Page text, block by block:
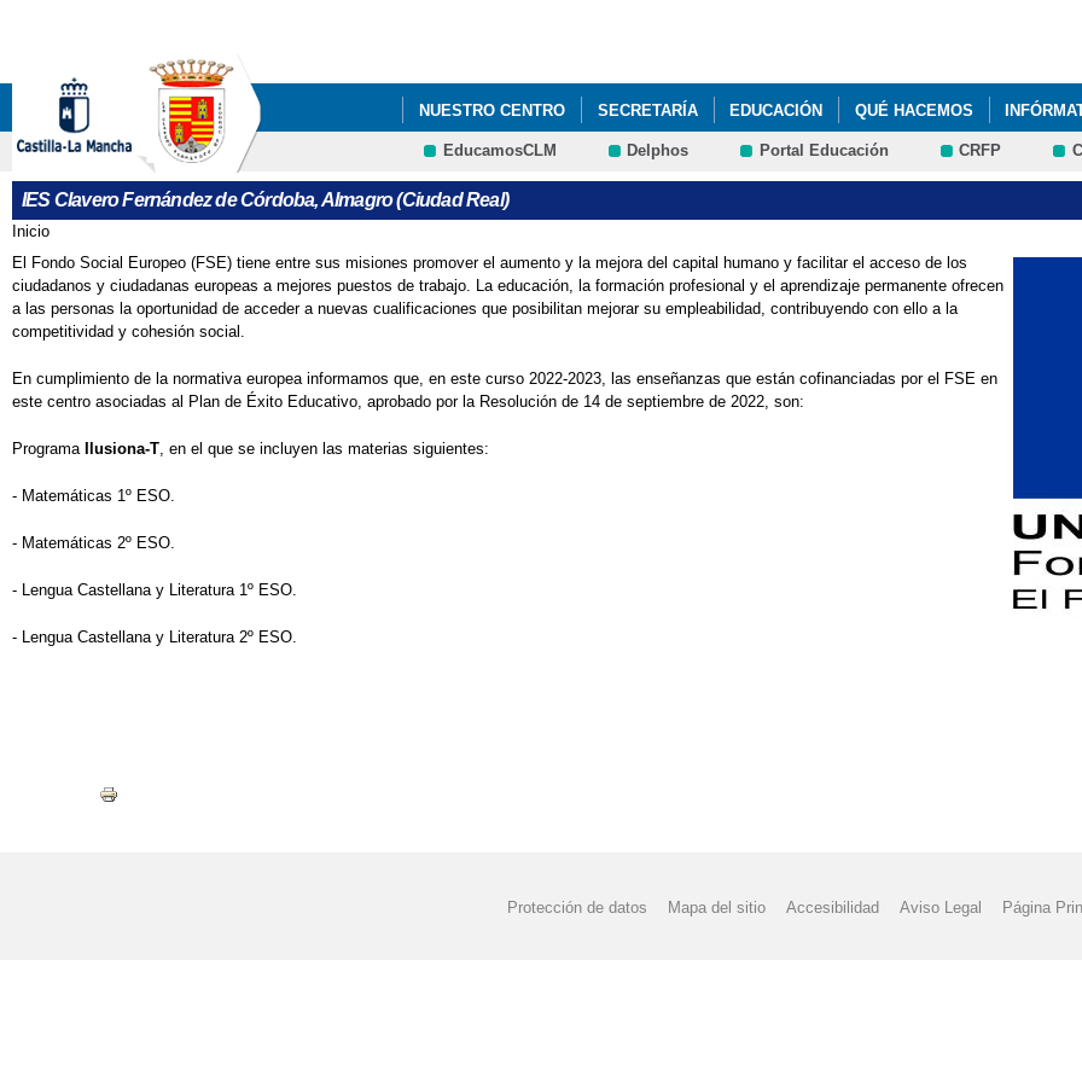
NUESTRO CENTRO SECRETARÍA EDUCACIÓN QUÉ HACEMOS
ENSEÑANZAS COFINANCIADAS CON EL FONDO SOCIAL EUROPEO EN EL CLAVERO
NUEVAS METODOLOGÍAS EN EL TIEMPO DEL COVID
EL ERASMUS+ DEL CLAVERO EN LOS PERIÓDICOS DIGITALES
EducamosCLM Delphos Portal Educación CRFP
IES Clavero Fernández de Córdoba, Almagro (Ciudad Real)
Se encuentra usted aquí
Inicio
El Fondo Social Europeo (FSE) tiene entre sus misiones promover el aumento y la mejora del capital humano y facilitar el acceso de los
ciudadanos y ciudadanas europeas a mejores puestos de trabajo. La educación, la formación profesional y el aprendizaje permanente ofrecen
a las personas la oportunidad de acceder a nuevas cualificaciones que posibilitan mejorar su empleabilidad, contribuyendo con ello a la
competitividad y cohesión social.
En cumplimiento de la normativa europea informamos que, en este curso 2022-2023, las enseñanzas que están cofinanciadas por el FSE en
este centro asociadas al Plan de Éxito Educativo, aprobado por la Resolución de 14 de septiembre de 2022, son:
Programa Ilusiona-T , en el que se incluyen las materias siguientes:
- Matemáticas 1º ESO.
- Matemáticas 2º ESO.
- Lengua Castellana y Literatura 1º ESO.
- Lengua Castellana y Literatura 2º ESO.
Protección de datos Mapa del sitio Accesibilidad Aviso Legal Página